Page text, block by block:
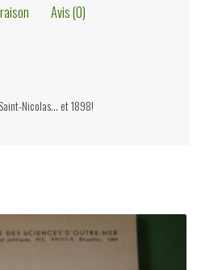
Avis (0)
Nicolas… et 1898!